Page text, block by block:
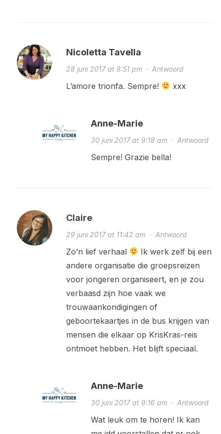
Nicoletta Tavella
28 juni 2017 at 8:51 pm· Antwoord
L’amore trionfa. Sempre! xxx
Anne-Marie
30 juni 2017 at 9:18 am· Antwoord
Sempre! Grazie bella!
Claire
29 juni 2017 at 11:42 am· Antwoord
Zo’n lief verhaal
Ik werk zelf bij een
andere organisatie die groepsreizen
voor jongeren organiseert, en je zou
verbaasd zijn hoe vaak we
trouwaankondigingen of
geboortekaartjes in de bus krijgen van
mensen die elkaar op KrisKras-reis
ontmoet hebben. Het blijft speciaal.
Anne-Marie
30 juni 2017 at 9:16 am· Antwoord
Wat leuk om te horen! Ik kan